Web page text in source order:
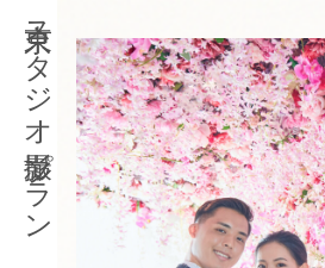
東京スタジオ撮影プラン